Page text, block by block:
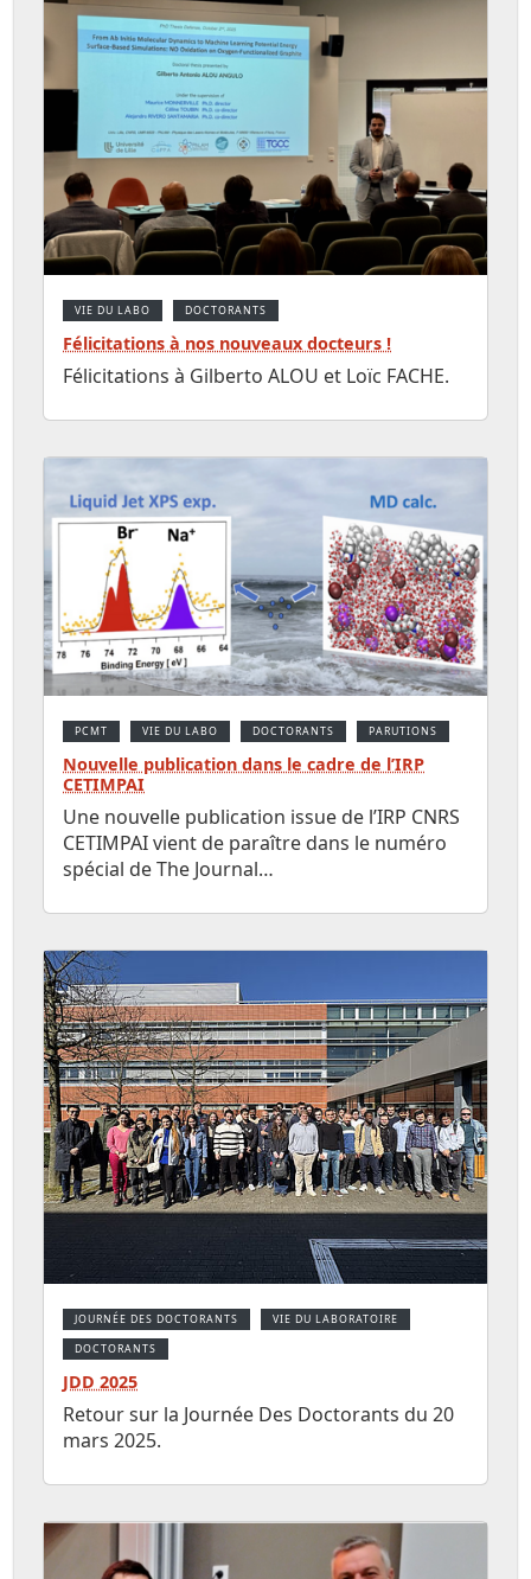
VIE DU LABO DOCTORANTS
Félicitations à nos nouveaux docteurs !
Félicitations à Gilberto ALOU et Loïc FACHE.
PCMT VIE DU LABO DOCTORANTS PARUTIONS
Nouvelle publication dans le cadre de l’IRP
CETIMPAI
Une nouvelle publication issue de l’IRP CNRS
CETIMPAI vient de paraître dans le numéro
spécial de The Journal…
JOURNÉE DES DOCTORANTS VIE DU LABORATOIRE
DOCTORANTS
JDD 2025
Retour sur la Journée Des Doctorants du 20
mars 2025.